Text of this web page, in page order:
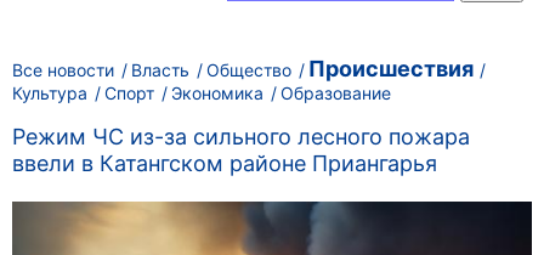
Все новости Власть Общество Происшествия
Культура Спорт Экономика Образование
Режим ЧС из-за сильного лесного пожара
ввели в Катангском районе Приангарья